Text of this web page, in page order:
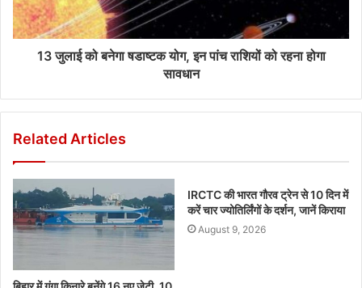
13 जुलाई को बनेगा षडाष्टक योग, इन पांच राशियों को रहना होगा
सावधान
Related Articles
IRCTC की भारत गौरव ट्रेन से 10 दिन में
करें चार ज्योतिर्लिंगों के दर्शन, जानें किराया
August 9, 2026